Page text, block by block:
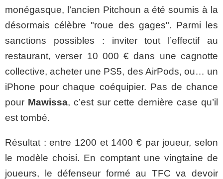
monégasque, l’ancien Pitchoun a été soumis à la
désormais célèbre "roue des gages". Parmi les
sanctions possibles : inviter tout l’effectif au
restaurant, verser 10 000 € dans une cagnotte
collective, acheter une PS5, des AirPods, ou… un
iPhone pour chaque coéquipier. Pas de chance
pour Mawissa, c’est sur cette dernière case qu’il
est tombé.
Résultat : entre 1200 et 1400 € par joueur, selon
le modèle choisi. En comptant une vingtaine de
joueurs, le défenseur formé au TFC va devoir